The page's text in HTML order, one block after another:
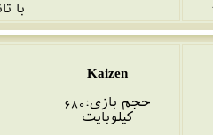
با
Kaizen
حجم بازی:680
کیلوبایت